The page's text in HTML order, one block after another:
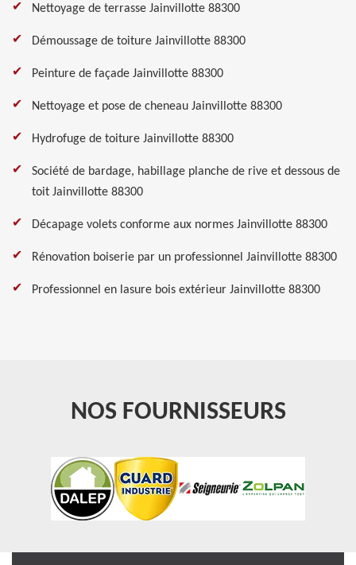
Nettoyage de terrasse Jainvillotte 88300
Démoussage de toiture Jainvillotte 88300
Peinture de façade Jainvillotte 88300
Nettoyage et pose de cheneau Jainvillotte 88300
Hydrofuge de toiture Jainvillotte 88300
Société de bardage, habillage planche de rive et dessous de
toit Jainvillotte 88300
Décapage volets conforme aux normes Jainvillotte 88300
Rénovation boiserie par un professionnel Jainvillotte 88300
Professionnel en lasure bois extérieur Jainvillotte 88300
NOS FOURNISSEURS